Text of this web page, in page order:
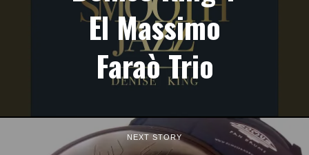
El Massimo
Faraò Trio
NEXT STORY